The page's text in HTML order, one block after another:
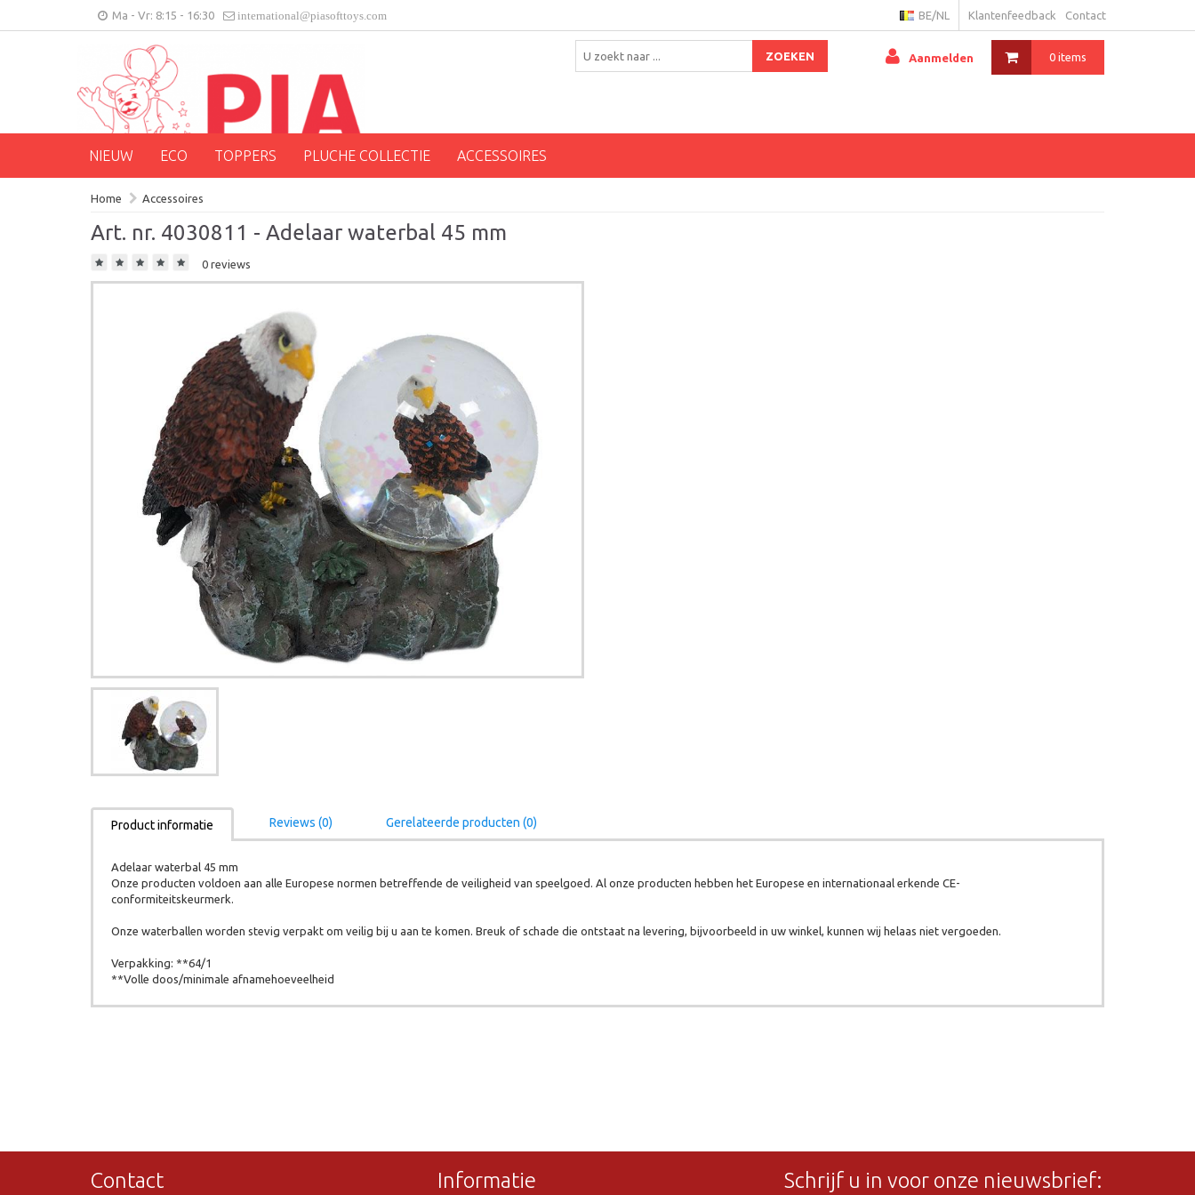
Ma - Vr: 8:15 - 16:30 international@piasofttoys.com Klantenfeedback Contact
BE/NL
0 items
Aanmelden
ZOEKEN
NIEUW ECO TOPPERS PLUCHE COLLECTIE ACCESSOIRES
Home Accessoires
Art. nr. 4030811 - Adelaar waterbal 45 mm
0 reviews
Product informatie Reviews (0) Gerelateerde producten (0)
Adelaar waterbal 45 mm
Onze producten voldoen aan alle Europese normen betreffende de veiligheid van speelgoed. Al onze producten hebben het Europese en internationaal erkende CE-
conformiteitskeurmerk.
Onze waterballen worden stevig verpakt om veilig bij u aan te komen. Breuk of schade die ontstaat na levering, bijvoorbeeld in uw winkel, kunnen wij helaas niet vergoeden.
Verpakking: **64/1
**Volle doos/minimale afnamehoeveelheid
Contact Informatie Schrijf u in voor onze nieuwsbrief: